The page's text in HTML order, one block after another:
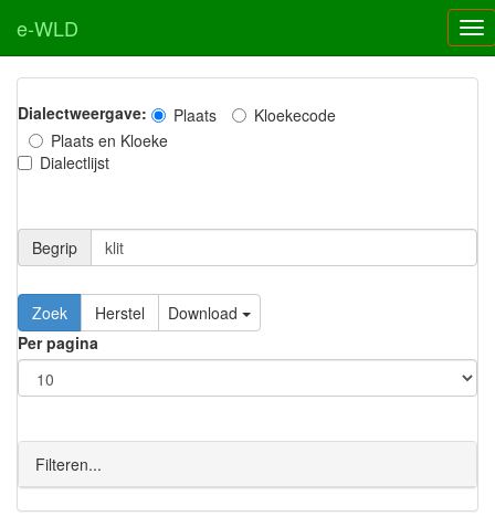
e-WLD
Dialectweergave: Plaats
Kloekecode
Plaats en Kloeke
Dialectlijst
Begrip
Zoek Herstel
Download
Per pagina
Filteren...